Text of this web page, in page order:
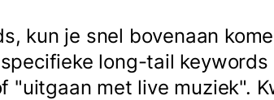
kun je snel bovenaan
long-tail
"uitgaan met live muziek".